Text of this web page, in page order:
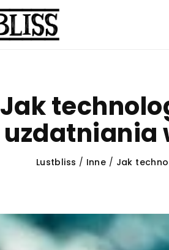
Jak
uzdatniania
Lustbliss / Inne / Jak